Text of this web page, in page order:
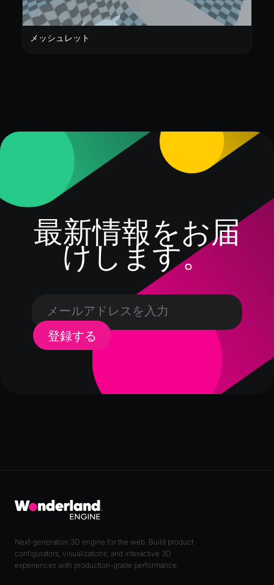
メッシュレット
最新情報をお届
けします。
登録する
Next-generation 3D engine for the web. Build product
configurators, visualizations, and interactive 3D
experiences with production-grade performance.